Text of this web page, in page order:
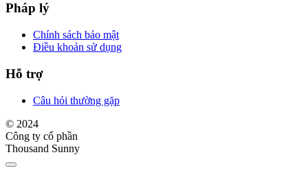
Pháp lý
Chính sách bảo mật
Điều khoản sử dụng
Hỗ trợ
Câu hỏi thường gặp
© 2024
Công ty cổ phần
Thousand Sunny